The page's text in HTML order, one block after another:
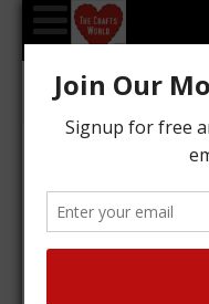
Category
τραπεζιού
Kyriakos 24/12/